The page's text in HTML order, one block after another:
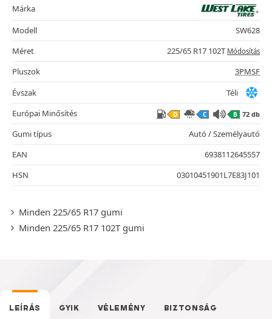
Márka
Modell
SW628
Méret
225/65 R17 102T Módosítás
Pluszok
3PMSF
Évszak
Téli
Európai Minősítés
D C B 72 db
Gumi típus
Autó / Személyautó
EAN
6938112645557
HSN
03010451901L7E83J101
Minden 225/65 R17 gumi
Minden 225/65 R17 102T gumi
LEÍRÁS GYIK VÉLEMÉNY BIZTONSÁG